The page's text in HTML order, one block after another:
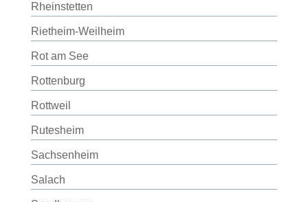
Rheinstetten
Rietheim-Weilheim
Rot am See
Rottenburg
Rottweil
Rutesheim
Sachsenheim
Salach